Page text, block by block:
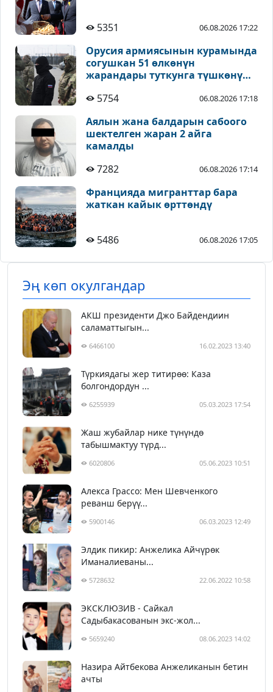
5351 06.08.2026 17:22
Орусия армиясынын курамында
согушкан 51 өлкөнүн
жарандары туткунга түшкөнү
5754
06.08.2026 17:18
Аялын жана балдарын сабоого
шектелген жаран 2 айга
камалды
7282
06.08.2026 17:14
Францияда мигранттар бара
жаткан кайык өрттөндү
5486 06.08.2026 17:05
Эң көп окулгандар
АКШ президенти Джо Байдендиин
саламаттыгын...
6466100 16.02.2023 13:40
Түркиядагы жер титирөө: Каза
болгондордун ...
6255939 05.03.2023 17:54
Жаш жубайлар нике түнүндө
табышмактуу түрд...
6020806 05.06.2023 10:51
Алекса Грассо: Мен Шевченкого
реванш берүү...
5900146 06.03.2023 12:49
Элдик пикир: Анжелика Айчүрөк
Иманалиеваны...
5728632 22.06.2022 10:58
ЭКСКЛЮЗИВ - Сайкал
Садыбакасованын экс-жол...
5659240 08.06.2023 14:02
Назира Айтбекова Анжеликанын бетин
ачты